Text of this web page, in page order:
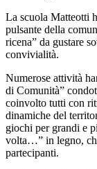
La scuola Matteotti
pulsante della
ricena” da gustare
convivialità.
Numerose attività
di Comunità”
coinvolto tutti con
dinamiche del
giochi per grandi e
volta…” in legno,
partecipanti.